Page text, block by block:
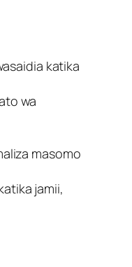
katika
wa
masomo
jamii,